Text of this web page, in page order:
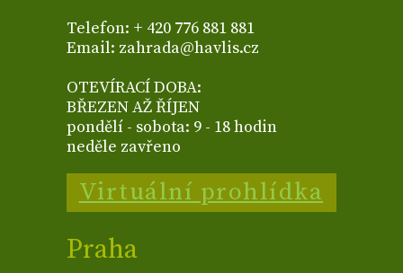
Telefon: + 420 776 881 881
Email: zahrada@havlis.cz
OTEVÍRACÍ DOBA:
BŘEZEN AŽ ŘÍJEN
pondělí - sobota: 9 - 18 hodin
neděle zavřeno
Virtuální prohlídka
Praha